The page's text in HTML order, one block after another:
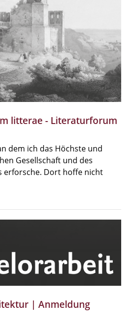
litterae - Literaturforum
dem ich das Höchste und
Gesellschaft und des
erforsche. Dort hoffe nicht
| Anmeldung